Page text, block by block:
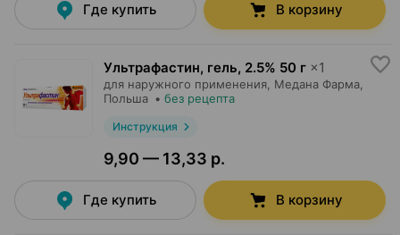
Где купить В корзину
Ультрафастин, гель, 2.5% 50 г ×1
для наружного применения, Медана Фарма
Польша • без рецепта
Инструкция
9,90 — 13,33 р.
Где купить В корзину